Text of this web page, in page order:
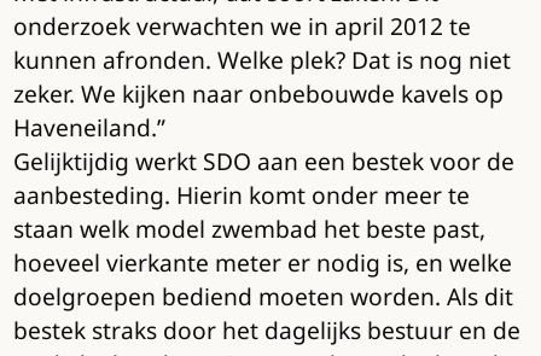
onderzoek verwachten we in april 2012 te
kunnen afronden. Welke plek? Dat is nog niet
zeker. We kijken naar onbebouwde kavels op
Haveneiland.”
Gelijktijdig werkt SDO aan een bestek voor de
aanbesteding. Hierin komt onder meer te
staan welk model zwembad het beste past,
hoeveel vierkante meter er nodig is, en welke
doelgroepen bediend moeten worden. Als dit
bestek straks door het dagelijks bestuur en de